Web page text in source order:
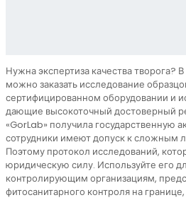
Нужна экспертиза качества творога?
можно заказать исследование
сертифицированном оборудовании и
дающие высокоточный достоверный
«GorLab» получила государственную
сотрудники имеют допуск к сложным
Поэтому протокол исследований,
юридическую силу. Используйте его
контролирующим организациям,
фитосанитарного контроля на границе,